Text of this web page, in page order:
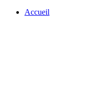
Accueil